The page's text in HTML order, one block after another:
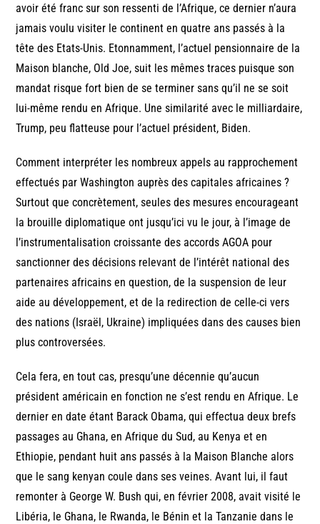
avoir été franc sur son ressenti de l’Afrique, ce dernier n’aura
jamais voulu visiter le continent en quatre ans passés à la
tête des Etats-Unis. Etonnamment, l’actuel pensionnaire de la
Maison blanche, Old Joe, suit les mêmes traces puisque son
mandat risque fort bien de se terminer sans qu’il ne se soit
lui-même rendu en Afrique. Une similarité avec le milliardaire,
Trump, peu flatteuse pour l’actuel président, Biden.
Comment interpréter les nombreux appels au rapprochement
effectués par Washington auprès des capitales africaines ?
Surtout que concrètement, seules des mesures encourageant
la brouille diplomatique ont jusqu’ici vu le jour, à l’image de
l’instrumentalisation croissante des accords AGOA pour
sanctionner des décisions relevant de l’intérêt national des
partenaires africains en question, de la suspension de leur
aide au développement, et de la redirection de celle-ci vers
des nations (Israël, Ukraine) impliquées dans des causes bien
plus controversées.
Cela fera, en tout cas, presqu’une décennie qu’aucun
président américain en fonction ne s’est rendu en Afrique. Le
dernier en date étant Barack Obama, qui effectua deux brefs
passages au Ghana, en Afrique du Sud, au Kenya et en
Ethiopie, pendant huit ans passés à la Maison Blanche alors
que le sang kenyan coule dans ses veines. Avant lui, il faut
remonter à George W. Bush qui, en février 2008, avait visité le
Libéria, le Ghana, le Rwanda, le Bénin et la Tanzanie dans le